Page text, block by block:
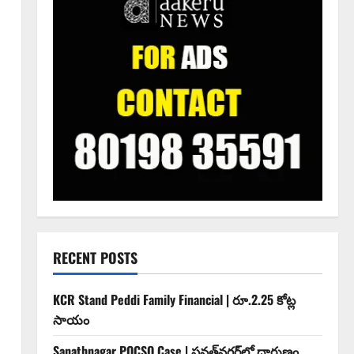
RECENT POSTS
KCR Stand Peddi Family Financial | రూ.2.25 కోట్ల
సాయం